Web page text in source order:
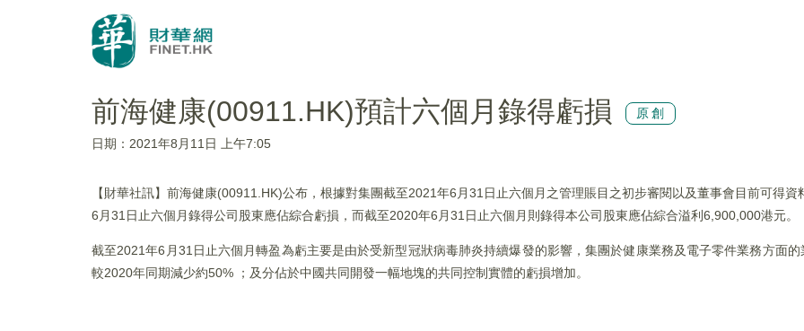
前海健康(00911.HK)預計六個月錄得虧損 原創
日期：2021年8月11日 上午7:05
【財華社訊】前海健康(00911.HK)公布，根據對集團截至2021年6月31日止六個月之管理賬目之初步審閱以及董事會目前可得
6月31日止六個月錄得公司股東應佔綜合虧損，而截至2020年6月31日止六個月則錄得本公司股東應佔綜合溢利6,900,000港元。
截至2021年6月31日止六個月轉盈為虧主要是由於受新型冠狀病毒肺炎持續爆發的影響，集團於健康業務及電子零件業務方面
較2020年同期減少約50% ；及分佔於中國共同開發一幅地塊的共同控制實體的虧損增加。